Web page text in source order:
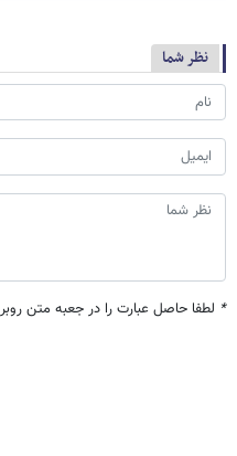
نظر شما
* لطفا حاصل عبارت را در جعبه متن